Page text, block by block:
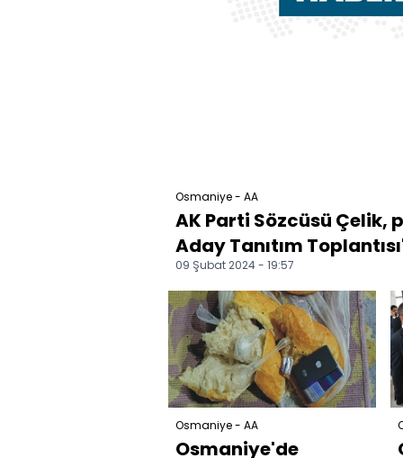
Osmaniye - AA
AK Parti Sözcüsü
Aday Tanıtım
09 Şubat 2024 - 19:57
Osmaniye - AA
Osmaniye'de